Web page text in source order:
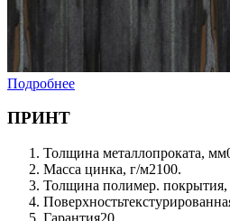
Подробнее
ПРИНТ
Толщина металлопроката, мм
Масса цинка, г/м2100.
Толщина полимер.
Поверхность
Гарантия20.